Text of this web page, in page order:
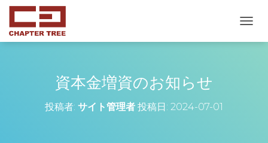
ビ
資本金増資のお知らせ
投稿者: サイト管理者 投稿日: 2024-07-01